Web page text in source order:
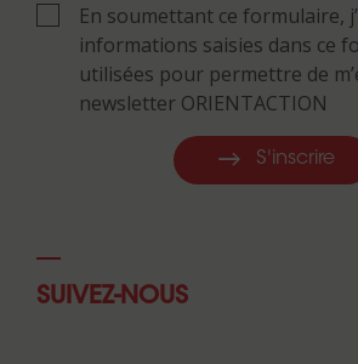
En soumettant ce formulaire,
informations saisies dans ce
utilisées pour permettre de
newsletter ORIENTACTION
S'inscrire
SUIVEZ-NOUS